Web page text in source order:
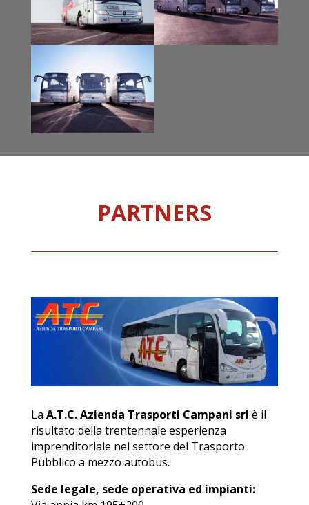
PARTNERS
La A.T.C. Azienda Trasporti Campani srl è il
risultato della trentennale esperienza
imprenditoriale nel settore del Trasporto
Pubblico a mezzo autobus.
Sede legale, sede operativa ed impianti: